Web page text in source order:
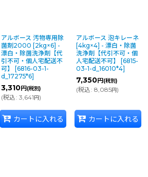
アルボース 汚物専用除
菌剤2000 [2kg×6] -
漂白・除菌洗浄剤【代
引不可・個人宅配送不
可】
[6816-03-1-
d_17275*6]
3,310円 (税別)
(税込: 3,641円)
カートに入れる
アルボース 泡キレーネ
[4kg×4] - 漂白・除菌
洗浄剤【代引不可・個
人宅配送不可】
[6815-
03-1-d_16010*4]
7,350円 (税別)
(税込: 8,085円)
カートに入れる